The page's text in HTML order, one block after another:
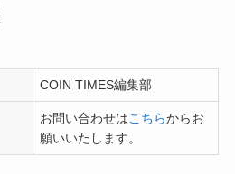
COIN TIMES編集部
お問い合わせはこちらからお
願いいたします。